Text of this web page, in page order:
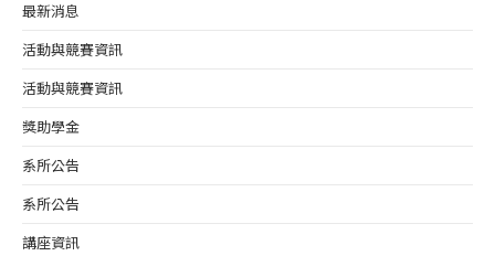
最新消息
活動與競賽資訊
活動與競賽資訊
獎助學金
系所公告
系所公告
講座資訊